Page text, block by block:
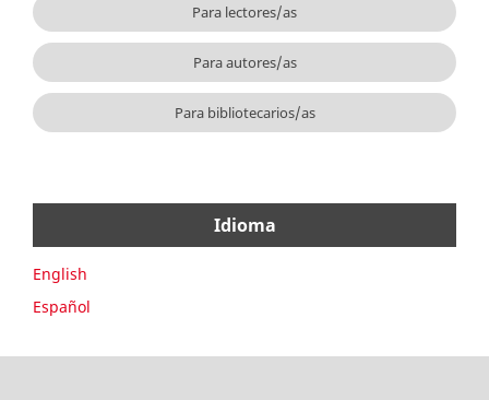
Para lectores/as
Para autores/as
Para bibliotecarios/as
Idioma
English
Español